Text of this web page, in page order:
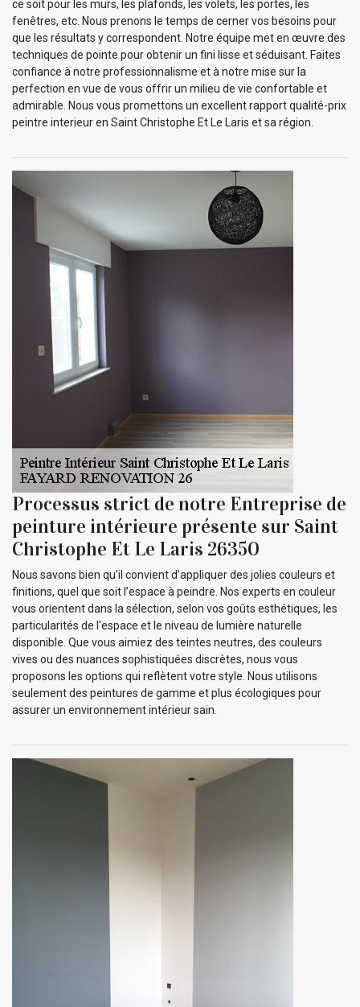
ce soit pour les murs, les plafonds, les volets, les portes, les
fenêtres, etc. Nous prenons le temps de cerner vos besoins pour
que les résultats y correspondent. Notre équipe met en œuvre des
techniques de pointe pour obtenir un fini lisse et séduisant. Faites
confiance à notre professionnalisme et à notre mise sur la
perfection en vue de vous offrir un milieu de vie confortable et
admirable. Nous vous promettons un excellent rapport qualité-prix
peintre interieur en Saint Christophe Et Le Laris et sa région.
Processus strict de notre Entreprise de
peinture intérieure présente sur Saint
Christophe Et Le Laris 26350
Nous savons bien qu’il convient d’appliquer des jolies couleurs et
finitions, quel que soit l’espace à peindre. Nos experts en couleur
vous orientent dans la sélection, selon vos goûts esthétiques, les
particularités de l'espace et le niveau de lumière naturelle
disponible. Que vous aimiez des teintes neutres, des couleurs
vives ou des nuances sophistiquées discrètes, nous vous
proposons les options qui reflètent votre style. Nous utilisons
seulement des peintures de gamme et plus écologiques pour
assurer un environnement intérieur sain.